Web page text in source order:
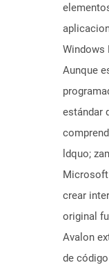
Windows
Aunque
estándar
ldquo;
crear
original
Avalon
de